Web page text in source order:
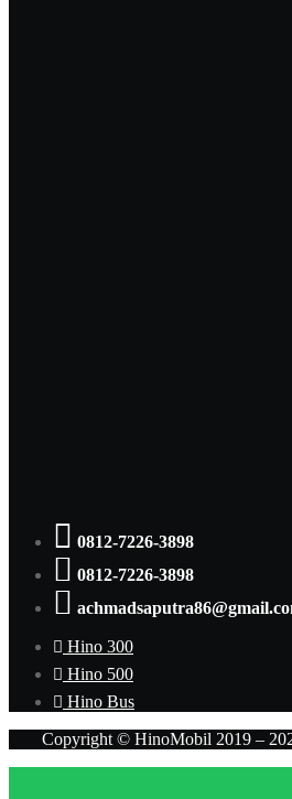
0812-7226-3898
0812-7226-3898
Hino 300
Hino 500
Hino Bus
Copyright © HinoMobil 2019 –